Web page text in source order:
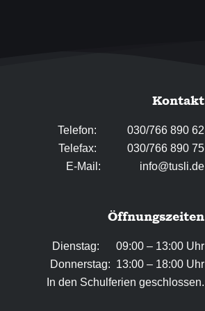
Kontakt
Telefon: 030/766 890 62
Telefax: 030/766 890 75
E-Mail: info@tusli.de
Öffnungszeiten
Dienstag: 09:00 – 13:00 Uhr
Donnerstag: 13:00 – 18:00 Uhr
In den Schulferien geschlossen.